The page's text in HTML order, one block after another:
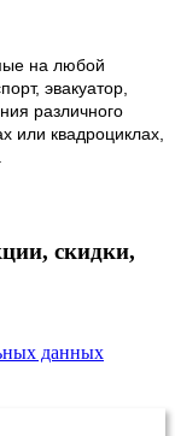
на любой
эвакуатор,
различного
или квадроциклах,
скидки,
данных